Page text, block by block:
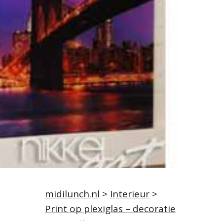
midilunch.nl > Interieur >
Print op plexiglas – decoratie